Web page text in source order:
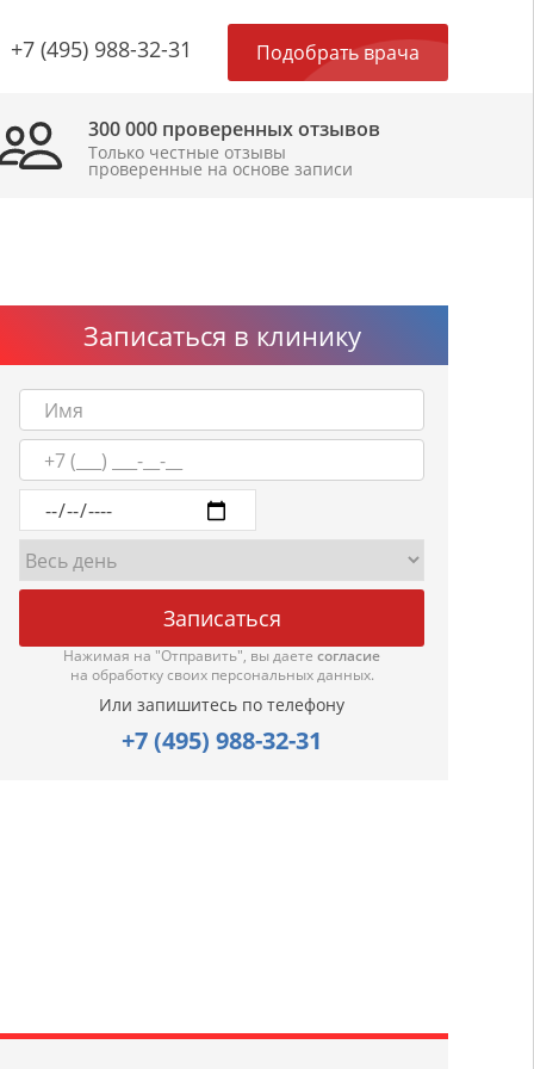
+7 (495) 988-32-31 Подобрать врача
300 000 проверенных отзывов
Только честные отзывы
проверенные на основе записи
Записаться в клинику
Нажимая на "Отправить", вы даете согласие
на обработку своих персональных данных.
Или запишитесь по телефону
+7 (495) 988-32-31